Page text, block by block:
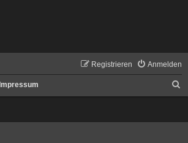
Anmelden
Registrieren
Impressum